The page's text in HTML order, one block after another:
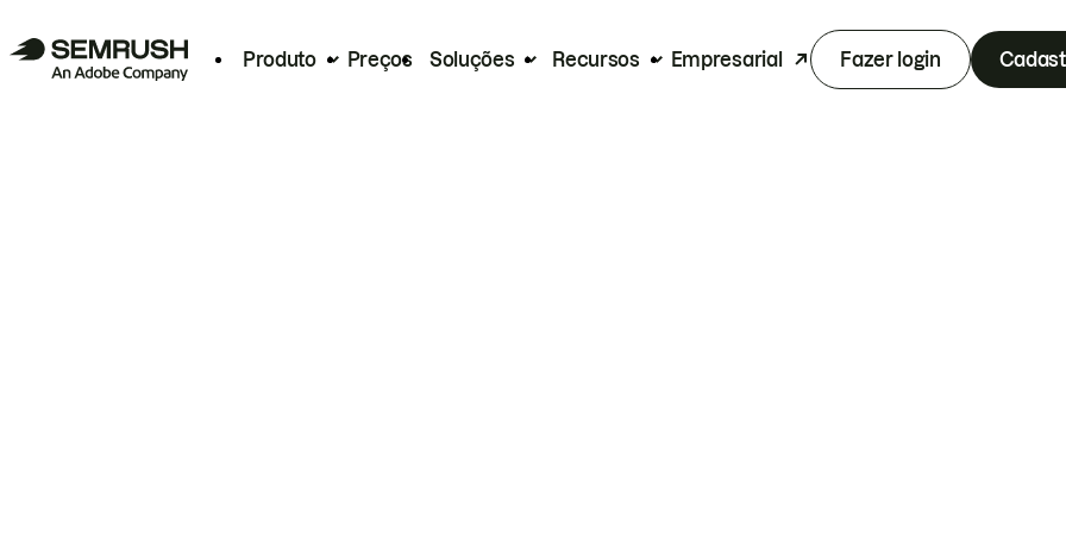
Produto Preços Soluções Recursos Empresarial Fazer login